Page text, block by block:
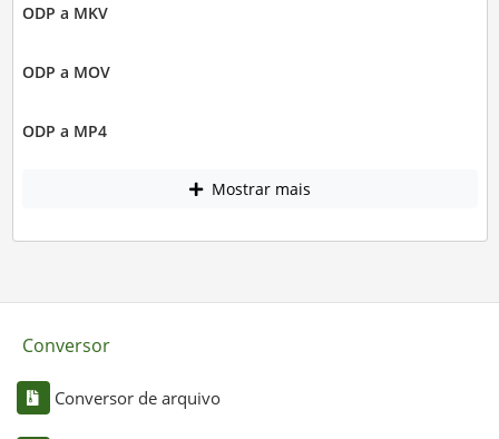
ODP a MKV
ODP a MOV
ODP a MP4
Mostrar mais
Conversor
Conversor de arquivo